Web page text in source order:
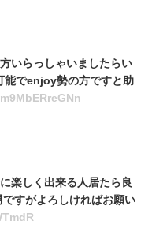
いらっしゃいましたらい
能でenjoy勢の方ですと助
楽しく出来る人居たら良
すがよろしければお願い